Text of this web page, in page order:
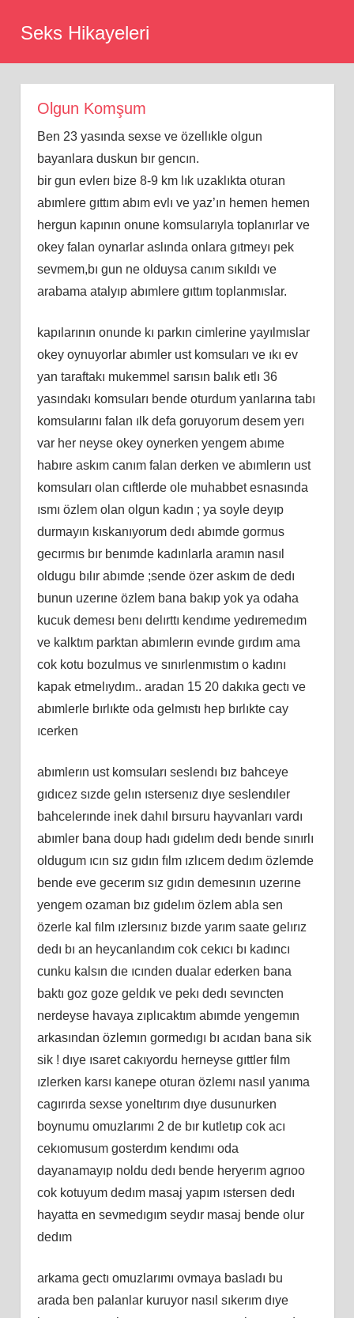
Seks Hikayeleri
Olgun Komşum
Ben 23 yasında sexse ve özellıkle olgun
bayanlara duskun bır gencın.
bir gun evlerı bize 8-9 km lık uzaklıkta oturan
abımlere gıttım abım evlı ve yaz’ın hemen hemen
hergun kapının onune komsularıyla toplanırlar ve
okey falan oynarlar aslında onlara gıtmeyı pek
sevmem,bı gun ne olduysa canım sıkıldı ve
arabama atalyıp abımlere gıttım toplanmıslar.
kapılarının onunde kı parkın cimlerine yayılmıslar
okey oynuyorlar abımler ust komsuları ve ıkı ev
yan taraftakı mukemmel sarısın balık etlı 36
yasındakı komsuları bende oturdum yanlarına tabı
komsularını falan ılk defa goruyorum desem yerı
var her neyse okey oynerken yengem abıme
habıre askım canım falan derken ve abımlerın ust
komsuları olan cıftlerde ole muhabbet esnasında
ısmı özlem olan olgun kadın ; ya soyle deyıp
durmayın kıskanıyorum dedı abımde gormus
gecırmıs bır benımde kadınlarla aramın nasıl
oldugu bılır abımde ;sende özer askım de dedı
bunun uzerıne özlem bana bakıp yok ya odaha
kucuk demesı benı delırttı kendıme yedıremedım
ve kalktım parktan abımlerın evınde gırdım ama
cok kotu bozulmus ve sınırlenmıstım o kadını
kapak etmelıydım.. aradan 15 20 dakıka gectı ve
abımlerle bırlıkte oda gelmıstı hep bırlıkte cay
ıcerken
abımlerın ust komsuları seslendı bız bahceye
gıdıcez sızde gelın ıstersenız dıye seslendıler
bahcelerınde inek dahıl bırsuru hayvanları vardı
abımler bana doup hadı gıdelım dedı bende sınırlı
oldugum ıcın sız gıdın fılm ızlıcem dedım özlemde
bende eve gecerım sız gıdın demesının uzerıne
yengem ozaman bız gıdelım özlem abla sen
özerle kal fılm ızlersınız bızde yarım saate gelırız
dedı bı an heycanlandım cok cekıcı bı kadıncı
cunku kalsın dıe ıcınden dualar ederken bana
baktı goz goze geldık ve pekı dedı sevıncten
nerdeyse havaya zıplıcaktım abımde yengemın
arkasından özlemın gormedıgı bı acıdan bana sik
sik ! dıye ısaret cakıyordu herneyse gıttler fılm
ızlerken karsı kanepe oturan özlemı nasıl yanıma
cagırırda sexse yoneltırım dıye dusunurken
boynumu omuzlarımı 2 de bır kutletıp cok acı
cekıomusum gosterdım kendımı oda
dayanamayıp noldu dedı bende heryerım agrıoo
cok kotuyum dedım masaj yapım ıstersen dedı
hayatta en sevmedıgım seydır masaj bende olur
dedım
arkama gectı omuzlarımı ovmaya basladı bu
arada ben palanlar kuruyor nasıl sıkerım dıye